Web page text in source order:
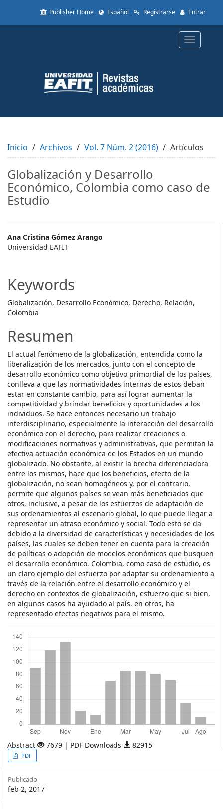
to
Content
Sidebar
Publisher Home Español Registrarse Entrar
Toggle
Inicio Archivos Vol. 7 Núm. 2 (2016) Artículos
Globalización y Desarrollo
Económico, Colombia como caso de
Estudio
Main
Article
Ana Cristina Gómez Arango
Universidad EAFIT
Keywords
Globalización, Desarrollo Económico, Derecho, Relación,
Colombia
Resumen
El actual fenómeno de la globalización, entendida como la
liberalización de los mercados, junto con el concepto de
desarrollo económico como objetivo primordial de los países,
conlleva a que las normatividades internas de estos deban
estar en constante cambio, para así lograr aumentar la
competitividad y brindar beneficios y oportunidades a los
individuos. Se hace entonces necesario un trabajo
interdisciplinario, especialmente la interacción del desarrollo
económico con el derecho, para realizar creaciones o
modificaciones normativas y administrativas, que permitan la
efectiva actuación económica de los Estados en un mundo
globalizado. No obstante, al existir la brecha diferenciadora
entre los mismos, hace que los beneficios, efecto de la
globalización, no sean homogéneos y, por el contrario,
permite que algunos países se vean más beneficiados que
otros, inclusive, a pesar de los esfuerzos de adaptación de
sus ordenamientos al escenario global, lo que puede llegar a
representar un atraso económico y social. Todo esto se da
debido a la diversidad de características y necesidades de los
países, las cuales se deben tener en cuenta para la creación
de políticas o adopción de modelos económicos que busquen
el desarrollo económico. Colombia, como caso de estudio, es
un claro ejemplo del esfuerzo por adaptar su ordenamiento a
través de la relación entre el desarrollo económico y el
derecho en contextos de globalización, esfuerzo que si bien,
en algunos casos ha ayudado al país, en otros, ha
representado efectos negativos para el mismo.
Abstract 7679 | PDF Downloads 82915
Article
Sidebar
PDF
Publicado
feb 2, 2017